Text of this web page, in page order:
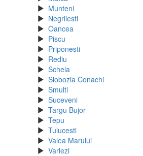
Munteni
Negrilesti
Oancea
Piscu
Priponesti
Rediu
Schela
Slobozia Conachi
Smulti
Suceveni
Targu Bujor
Tepu
Tulucesti
Valea Marului
Varlezi